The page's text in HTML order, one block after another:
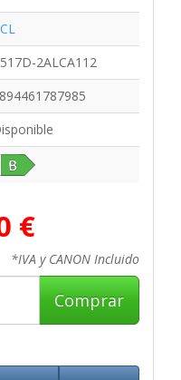
2ALCA112
€
*IVA y CANON Incluido
Comprar